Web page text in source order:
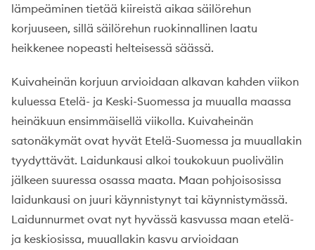
lämpeäminen tietää kiireistä aikaa säilörehun
korjuuseen, sillä säilörehun ruokinnallinen laatu
heikkenee nopeasti helteisessä säässä.
Kuivaheinän korjuun arvioidaan alkavan kahden viikon
kuluessa Etelä- ja Keski-Suomessa ja muualla maassa
heinäkuun ensimmäisellä viikolla. Kuivaheinän
satonäkymät ovat hyvät Etelä-Suomessa ja muuallakin
tyydyttävät. Laidunkausi alkoi toukokuun puolivälin
jälkeen suuressa osassa maata. Maan pohjoisosissa
laidunkausi on juuri käynnistynyt tai käynnistymässä.
Laidunnurmet ovat nyt hyvässä kasvussa maan etelä-
ja keskiosissa, muuallakin kasvu arvioidaan